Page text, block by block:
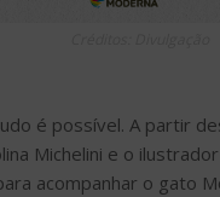
é possível. A partir
Michelini e o
acompanhar o gato